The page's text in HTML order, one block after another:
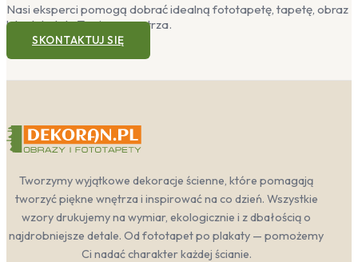
Nasi eksperci pomogą dobrać idealną fototapetę, tapetę, obraz
lub plakat do Twojego wnętrza.
SKONTAKTUJ SIĘ
Tworzymy wyjątkowe dekoracje ścienne, które pomagają
tworzyć piękne wnętrza i inspirować na co dzień. Wszystkie
wzory drukujemy na wymiar, ekologicznie i z dbałością o
najdrobniejsze detale. Od fototapet po plakaty — pomożemy
Ci nadać charakter każdej ścianie.